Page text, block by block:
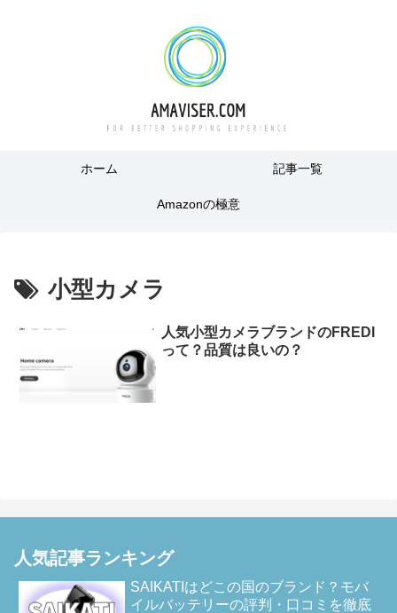
ホーム 記事一覧
Amazonの極意
小型カメラ
人気小型カメラブランドのFREDI
って？品質は良いの？
人気記事ランキング
SAIKATIはどこの国のブランド？モバ
イルバッテリーの評判・口コミを徹底